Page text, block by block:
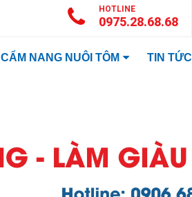
HOTLINE
0975.28.68.68
CẨM NANG NUÔI TÔM TIN TỨC